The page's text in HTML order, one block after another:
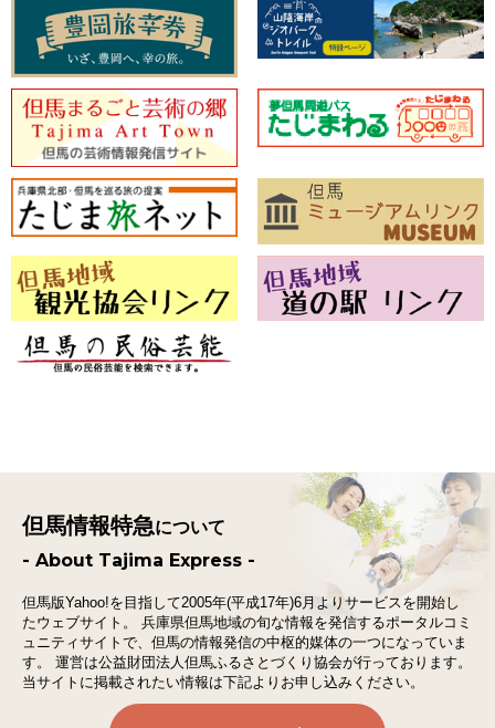
但馬情報特急について
- About Tajima Express -
但馬版Yahoo!を目指して2005年(平成17年)6月よりサービスを開始し
たウェブサイト。
兵庫県但馬地域の旬な情報を発信するポータルコミ
ュニティサイトで、 但馬の情報発信の中枢的媒体の一つになっていま
す。
運営は公益財団法人但馬ふるさとづくり協会が行っております。
当サイトに掲載されたい情報は下記よりお申し込みください。